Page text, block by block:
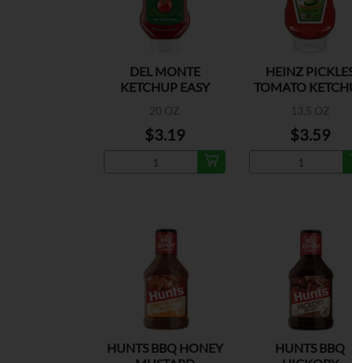
DEL MONTE
KETCHUP EASY
20 OZ
$3.19
HEINZ
TOMATO
13.5 OZ
$3.59
HUNTS BBQ HONEY
HUNTS BBQ